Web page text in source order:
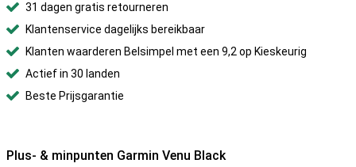
31 dagen gratis retourneren
Klantenservice dagelijks bereikbaar
Klanten waarderen Belsimpel met een 9,2 op Kieskeurig
Actief in 30 landen
Beste Prijsgarantie
Plus- & minpunten Garmin Venu Black